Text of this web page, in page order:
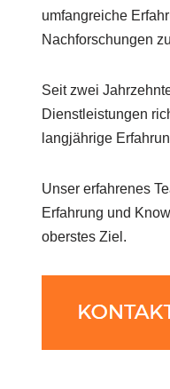
umfangreiche
Nachforschungen
Seit zwei
Dienstleistungen
langjährige
Unser erfahrenes
Erfahrung und
oberstes Ziel.